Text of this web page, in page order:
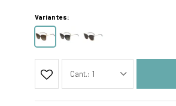
Variantes:
1